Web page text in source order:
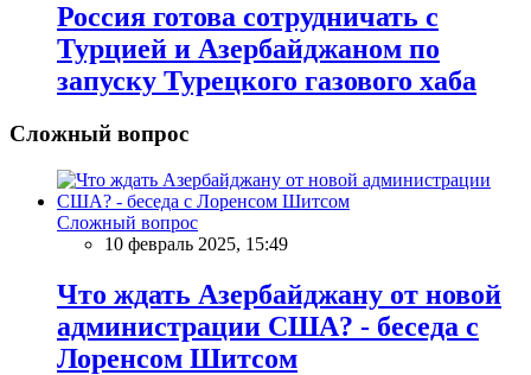
Россия готова сотрудничать с
Турцией и Азербайджаном по
запуску Турецкого газового хаба
Сложный вопрос
Сложный вопрос
10 февраль 2025, 15:49
Что ждать Азербайджану от новой
администрации США? - беседа с
Лоренсом Шитсом